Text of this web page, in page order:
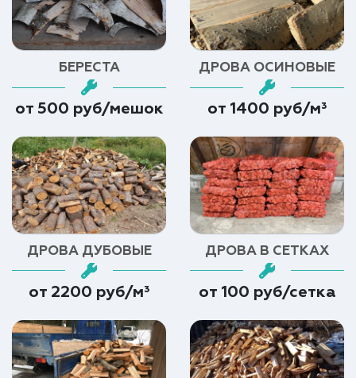
БЕРЕСТА
от 500 руб/мешок
ДРОВА ОСИНОВЫЕ
от 1400 руб/м³
ДРОВА ДУБОВЫЕ
от 2200 руб/м³
ДРОВА В СЕТКАХ
от 100 руб/сетка